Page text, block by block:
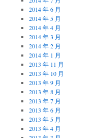
2014 年 6 月
2014 年 5 月
2014 年 4 月
2014 年 3 月
2014 年 2 月
2014 年 1 月
2013 年 11 月
2013 年 10 月
2013 年 9 月
2013 年 8 月
2013 年 7 月
2013 年 6 月
2013 年 5 月
2013 年 4 月